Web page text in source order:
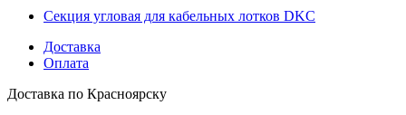
Секция угловая для кабельных лотков DKC
Доставка
Оплата
Доставка по Красноярску